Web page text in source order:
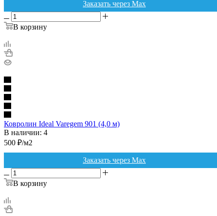
Заказать через Max
В корзину
Ковролин Ideal Varegem 901 (4,0 м)
В наличии: 4
500 ₽/м2
Заказать через Max
В корзину